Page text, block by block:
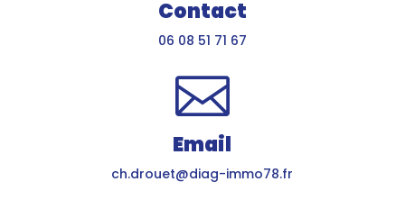
Contact
06 08 51 71 67

Email
ch.drouet@diag-immo78.fr